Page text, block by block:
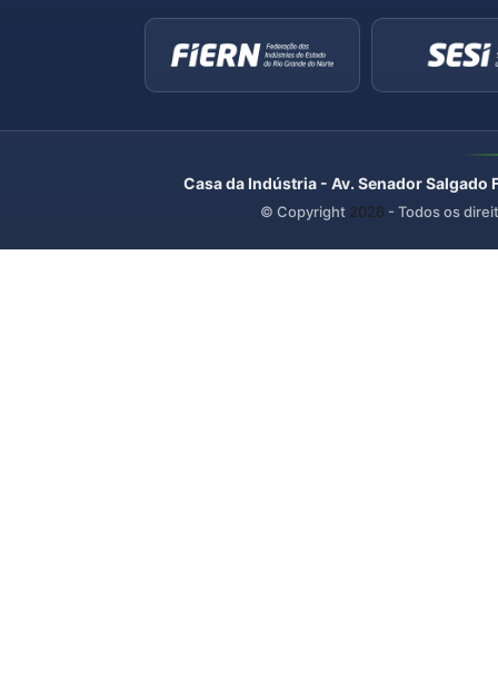
Casa da Indústria - Av. Senador
© Copyright 2026 - Todos os